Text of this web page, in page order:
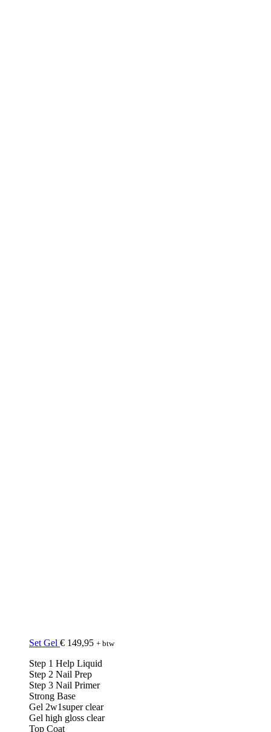
Set Gel € 149,95 + btw
Step 1 Help Liquid
Step 2 Nail Prep
Step 3 Nail Primer
Strong Base
Gel 2w1super clear
Gel high gloss clear
Top Coat